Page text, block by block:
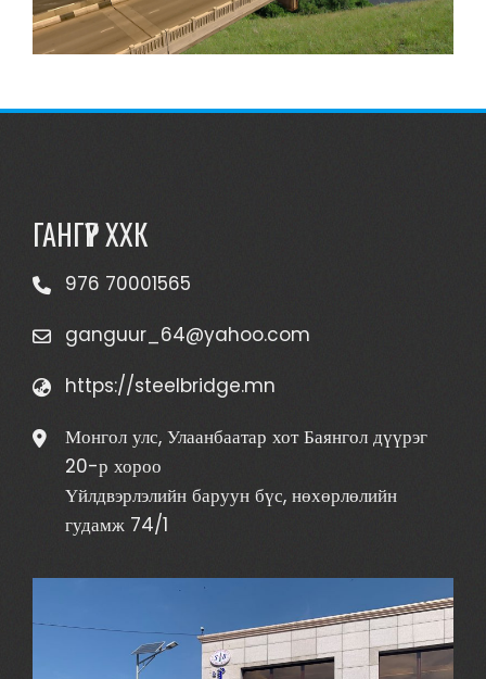
ГАНГҮҮР ХХК
976 70001565
ganguur_64@yahoo.com
https://steelbridge.mn
Монгол улс, Улаанбаатар хот Баянгол дүүрэг
20-р хороо
Үйлдвэрлэлийн баруун бүс, нөхөрлөлийн
гудамж 74/1